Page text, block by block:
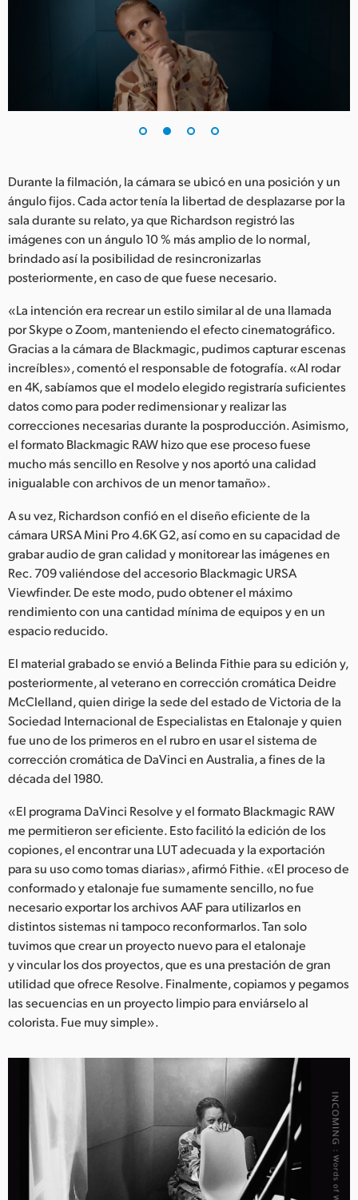
Durante la filmación, la cámara se ubicó en una posición y un
ángulo fijos. Cada actor tenía la libertad de desplazarse por la
sala durante su relato, ya que Richardson registró las
imágenes con un ángulo 10 % más amplio de lo normal,
brindado así la posibilidad de resincronizarlas
posteriormente, en caso de que fuese necesario.
«La intención era recrear un estilo similar al de una llamada
por Skype o Zoom, manteniendo el efecto cinematográfico.
Gracias a la cámara de Blackmagic, pudimos capturar escenas
increíbles», comentó el responsable de fotografía. «Al rodar
en 4K, sabíamos que el modelo elegido registraría suficientes
datos como para poder redimensionar y realizar las
correcciones necesarias durante la posproducción. Asimismo,
el formato Blackmagic RAW hizo que ese proceso fuese
mucho más sencillo en Resolve y nos aportó una calidad
inigualable con archivos de un menor tamaño».
A su vez, Richardson confió en el diseño eficiente de la
cámara URSA Mini Pro 4.6K G2, así como en su capacidad de
grabar audio de gran calidad y monitorear las imágenes en
Rec. 709 valiéndose del accesorio Blackmagic URSA
Viewfinder. De este modo, pudo obtener el máximo
rendimiento con una cantidad mínima de equipos y en un
espacio reducido.
El material grabado se envió a Belinda Fithie para su edición y,
posteriormente, al veterano en corrección cromática Deidre
McClelland, quien dirige la sede del estado de Victoria de la
Sociedad Internacional de Especialistas en Etalonaje y quien
fue uno de los primeros en el rubro en usar el sistema de
corrección cromática de DaVinci en Australia, a fines de la
década del 1980.
«El programa DaVinci Resolve y el formato Blackmagic RAW
me permitieron ser eficiente. Esto facilitó la edición de los
copiones, el encontrar una LUT adecuada y la exportación
para su uso como tomas diarias», afirmó Fithie. «El proceso de
conformado y etalonaje fue sumamente sencillo, no fue
necesario exportar los archivos AAF para utilizarlos en
distintos sistemas ni tampoco reconformarlos. Tan solo
tuvimos que crear un proyecto nuevo para el etalonaje
y vincular los dos proyectos, que es una prestación de gran
utilidad que ofrece Resolve. Finalmente, copiamos y pegamos
las secuencias en un proyecto limpio para enviárselo al
colorista. Fue muy simple».